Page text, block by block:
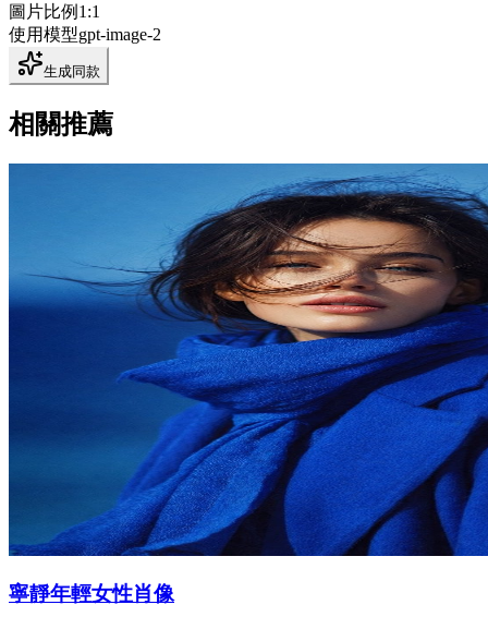
圖片比例 1:1
使用模型gpt-image-2
生成同款
相關推薦
寧靜年輕女性肖像